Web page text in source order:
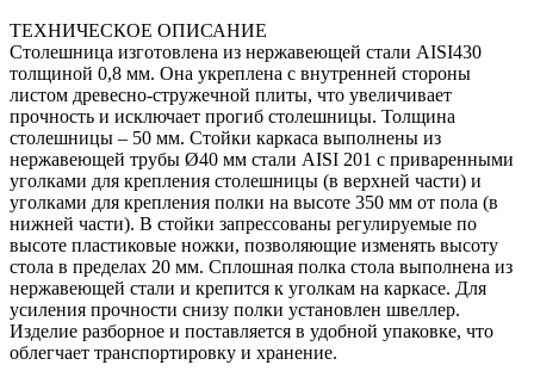
ТЕХНИЧЕСКОЕ ОПИСАНИЕ
Столешница изготовлена из нержавеющей стали AISI430
толщиной 0,8 мм. Она укреплена с внутренней стороны
листом древесно-стружечной плиты, что увеличивает
прочность и исключает прогиб столешницы. Толщина
столешницы – 50 мм. Стойки каркаса выполнены из
нержавеющей трубы Ø40 мм стали AISI 201 с приваренными
уголками для крепления столешницы (в верхней части) и
уголками для крепления полки на высоте 350 мм от пола (в
нижней части). В стойки запрессованы регулируемые по
высоте пластиковые ножки, позволяющие изменять высоту
стола в пределах 20 мм. Сплошная полка стола выполнена из
нержавеющей стали и крепится к уголкам на каркасе. Для
усиления прочности снизу полки установлен швеллер.
Изделие разборное и поставляется в удобной упаковке, что
облегчает транспортировку и хранение.